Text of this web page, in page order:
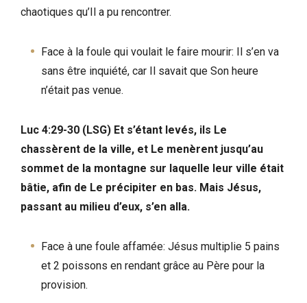
chaotiques qu’Il a pu rencontrer.
Face à la foule qui voulait le faire mourir: Il s’en va
sans être inquiété, car Il savait que Son heure
n’était pas venue.
Luc 4:29-30 (LSG) Et s’étant levés, ils Le
chassèrent de la ville, et Le menèrent jusqu’au
sommet de la montagne sur laquelle leur ville était
bâtie, afin de Le précipiter en bas. Mais Jésus,
passant au milieu d’eux, s’en alla.
Face à une foule affamée: Jésus multiplie 5 pains
et 2 poissons en rendant grâce au Père pour la
provision.